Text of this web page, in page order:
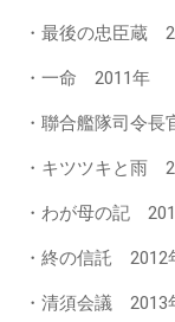
・最後の忠臣蔵
・一命 2011年
・聯合艦隊司令
・キツツキと雨
・わが母の記
・終の信託 2012
・清須会議 2013